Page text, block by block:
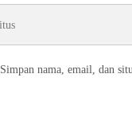
Simpan nama, email, dan